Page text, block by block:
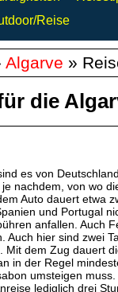
Reise
Algarve »
die
es von
nachdem, von wo
Auto dauert etwa
und Portugal
anfallen. Auch
Auch hier sind zwei
Mit dem Zug dauert
in der Regel
umsteigen muss.
lediglich drei